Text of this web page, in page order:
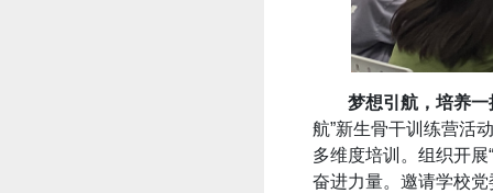
梦想引航，培养一
航”新生骨干训练营活
多维度培训。组织开
奋进力量。邀请学校